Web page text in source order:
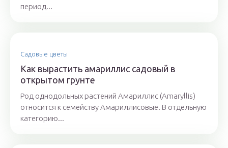
период...
Садовые цветы
Как вырастить амариллис садовый в
открытом грунте
Род однодольных растений Амариллис (Amaryllis)
относится к семейству Амариллисовые. В отдельную
категорию...